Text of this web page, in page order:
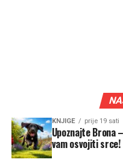
KNJIGE prije 19 sati
Upoznajte Brona
vam osvojiti srce!